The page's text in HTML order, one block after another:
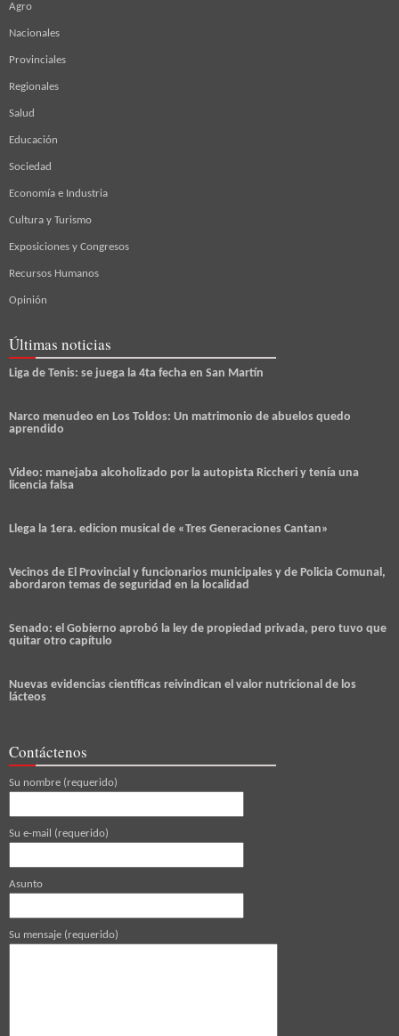
Agro
Nacionales
Provinciales
Regionales
Salud
Educación
Sociedad
Economía e Industria
Cultura y Turismo
Exposiciones y Congresos
Recursos Humanos
Opinión
Últimas noticias
Liga de Tenis: se juega la 4ta fecha en San Martín
Narco menudeo en Los Toldos: Un matrimonio de abuelos quedo
aprendido
Video: manejaba alcoholizado por la autopista Riccheri y tenía una
licencia falsa
Llega la 1era. edicion musical de «Tres Generaciones Cantan»
Vecinos de El Provincial y funcionarios municipales y de Policia Comunal,
abordaron temas de seguridad en la localidad
Senado: el Gobierno aprobó la ley de propiedad privada, pero tuvo que
quitar otro capítulo
Nuevas evidencias científicas reivindican el valor nutricional de los
lácteos
Contáctenos
Su nombre (requerido)
Su e-mail (requerido)
Asunto
Su mensaje (requerido)